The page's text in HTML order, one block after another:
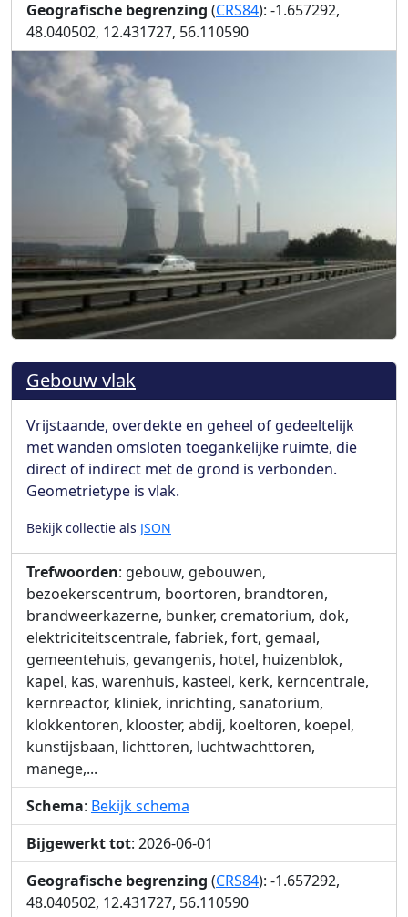
Geografische begrenzing (CRS84): -1.657292,
48.040502, 12.431727, 56.110590
Gebouw vlak
Vrijstaande, overdekte en geheel of gedeeltelijk
met wanden omsloten toegankelijke ruimte, die
direct of indirect met de grond is verbonden.
Geometrietype is vlak.
Bekijk collectie als JSON
Trefwoorden: gebouw, gebouwen,
bezoekerscentrum, boortoren, brandtoren,
brandweerkazerne, bunker, crematorium, dok,
elektriciteitscentrale, fabriek, fort, gemaal,
gemeentehuis, gevangenis, hotel, huizenblok,
kapel, kas, warenhuis, kasteel, kerk, kerncentrale,
kernreactor, kliniek, inrichting, sanatorium,
klokkentoren, klooster, abdij, koeltoren, koepel,
kunstijsbaan, lichttoren, luchtwachttoren,
manege,...
Schema: Bekijk schema
Bijgewerkt tot: 2026-06-01
Geografische begrenzing (CRS84): -1.657292,
48.040502, 12.431727, 56.110590